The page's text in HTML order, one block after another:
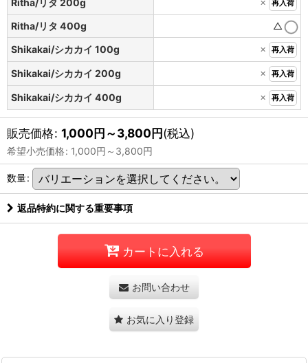
Ritha/リタ 200g
再入荷
Ritha/リタ 400g
△
Shikakai/シカカイ 100g
× 再入荷
Shikakai/シカカイ 200g × 再入荷
Shikakai/シカカイ 400g × 再入荷
販売価格: 1,000円～3,800円(税込)
希望小売価格: 1,000円 ～3,800円
数量:
返品特約に関する重要事項
カートに入れる
お問い合わせ
お気に入り登録